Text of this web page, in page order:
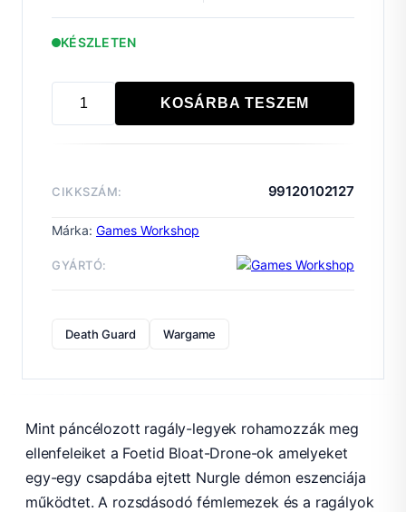
KÉSZLETEN
DEATH
mennyiség
KOSÁRBA TESZEM
CIKKSZÁM: 99120102127
Márka: Games Workshop
GYÁRTÓ:
Death Guard Wargame
Mint páncélozott ragály-legyek rohamozzák meg
ellenfeleiket a Foetid Bloat-Drone-ok amelyeket
egy-egy csapdába ejtett Nurgle démon eszenciája
működtet. A rozsdásodó fémlemezek és a ragályok